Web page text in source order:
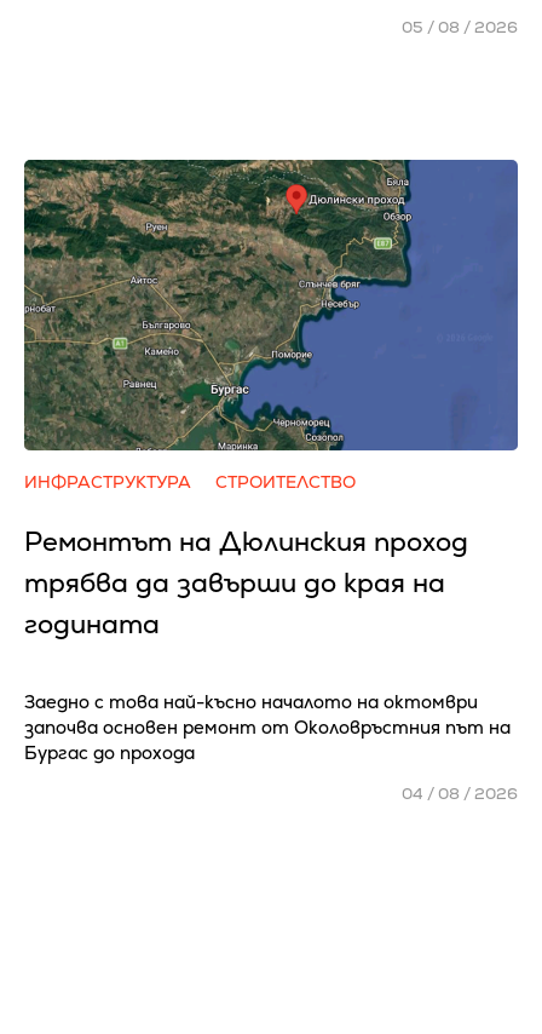
05 / 08 / 2026
ИНФРАСТРУКТУРА СТРОИТЕЛСТВО
Ремонтът на Дюлинския проход
трябва да завърши до края на
годината
Заедно с това най-късно началото на октомври
започва основен ремонт от Околовръстния път на
Бургас до прохода
04 / 08 / 2026